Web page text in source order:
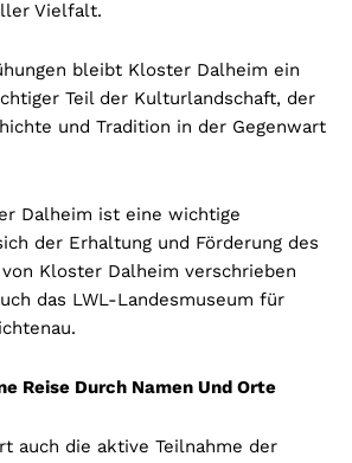
Vielfalt.
bleibt Kloster Dalheim ein
Teil der Kulturlandschaft, der
und Tradition in der Gegenwart
Dalheim ist eine wichtige
der Erhaltung und Förderung des
Kloster Dalheim verschrieben
das LWL-Landesmuseum für
Reise Durch Namen Und Orte
auch die aktive Teilnahme der